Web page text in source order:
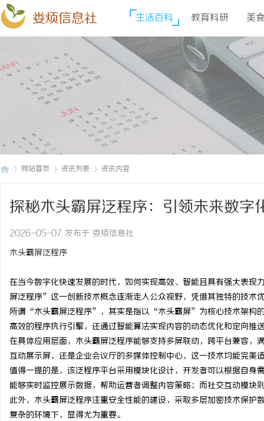
娄烦信息社 生活百科 教育科研 美
网站首页 资讯列表 资讯内容
探秘木头霸屏泛程序：引领未来数字
2026-05-07 发布于 娄烦信息社
木头霸屏泛程序
在当今数字化快速发展的时代，如何实现高效、智能且具有强大表
屏泛程序”这一创新技术概念逐渐走入公众视野，凭借其独特的技术
所谓“木头霸屏泛程序”，其实是指以“木头霸屏”为核心技术架构
高效的程序执行引擎，还通过智能算法实现内容的动态优化和定向推
在具体应用层面，木头霸屏泛程序能够支持多屏联动，跨平台兼容
互动展示屏，还是企业会议厅的多媒体控制中心，这一技术均能完美
值得一提的是，该泛程序平台采用模块化设计，开发者可以根据自
能够实时监控展示数据，帮助运营者调整内容策略；而社交互动模块
此外，木头霸屏泛程序注重安全性能的建设，采取多层加密技术保
复杂的环境下，显得尤为重要。